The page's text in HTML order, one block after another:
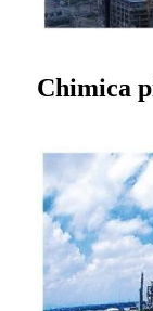
Chimica